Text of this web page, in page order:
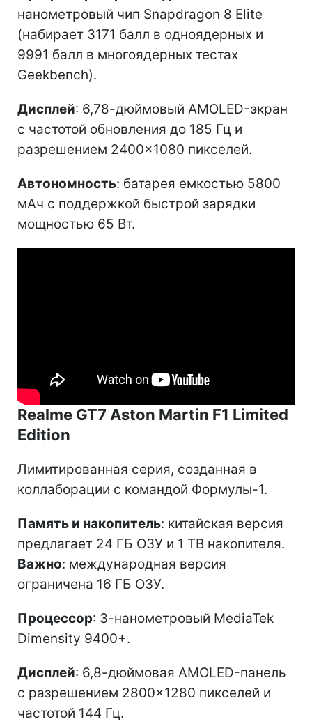
нанометровый чип Snapdragon 8 Elite
(набирает 3171 балл в одноядерных и
9991 балл в многоядерных тестах
Geekbench).
Дисплей: 6,78-дюймовый AMOLED-экран
с частотой обновления до 185 Гц и
разрешением 2400×1080 пикселей.
Автономность: батарея емкостью 5800
мАч с поддержкой быстрой зарядки
мощностью 65 Вт.
Realme GT7 Aston Martin F1 Limited
Edition
Лимитированная серия, созданная в
коллаборации с командой Формулы-1.
Память и накопитель: китайская версия
предлагает 24 ГБ ОЗУ и 1 ТВ накопителя.
Важно: международная версия
ограничена 16 ГБ ОЗУ.
Процессор: 3-нанометровый MediaTek
Dimensity 9400+.
Дисплей: 6,8-дюймовая AMOLED-панель
с разрешением 2800×1280 пикселей и
частотой 144 Гц.